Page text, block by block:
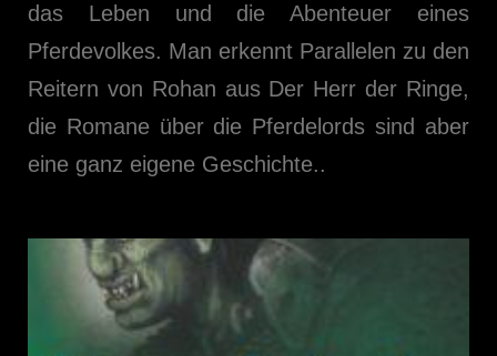
das Leben und die Abenteuer eines
Pferdevolkes. Man erkennt Parallelen zu den
Reitern von Rohan aus Der Herr der Ringe,
die Romane über die Pferdelords sind aber
eine ganz eigene Geschichte..